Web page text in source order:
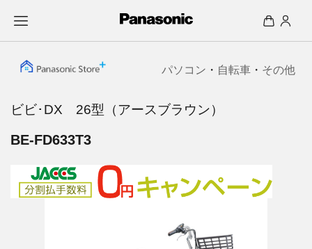
パソコン ・ 自転車 ・ その他
ビビ･DX 26型（アースブラウン）
BE-FD633T3